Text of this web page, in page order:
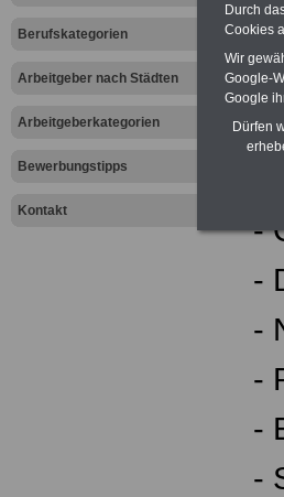
Berufskategorien
Arbeitgeber nach Städten
Arbeitgeberkategorien
Bewerbungstipps
Kontakt
-
-
-
-
-
-
-
-
-
Durch
Cookies
Wir
Google-
Google
Dürfen